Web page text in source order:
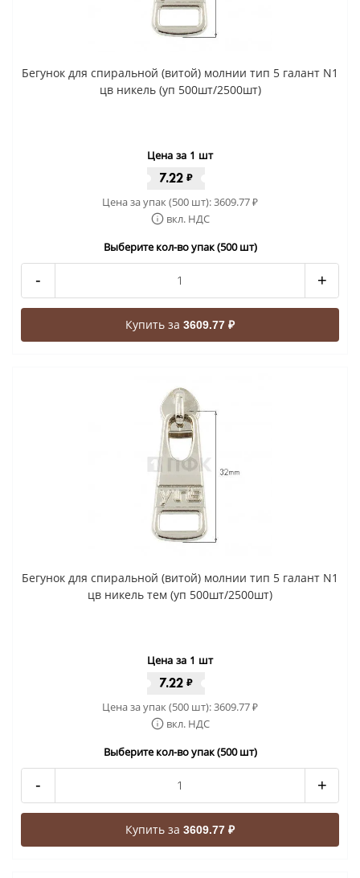
Бегунок для спиральной (витой) молнии тип 5 галант N1
цв никель (уп 500шт/2500шт)
Цена за 1 шт
7.22 ₽
Цена за упак (500 шт):3609.77₽
вкл. НДС
Выберите кол-во упак (500 шт)
- +
Купить за 3609.77 ₽
Бегунок для спиральной (витой) молнии тип 5 галант N1
цв никель тем (уп 500шт/2500шт)
Цена за 1 шт
7.22 ₽
Цена за упак (500 шт):3609.77₽
вкл. НДС
Выберите кол-во упак (500 шт)
- +
Купить за 3609.77 ₽